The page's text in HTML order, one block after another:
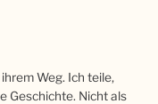
Weg. Ich teile,
Geschichte. Nicht als